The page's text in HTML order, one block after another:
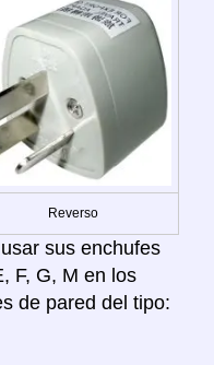
Reverso
sus enchufes
F, G, M en los
de pared del tipo: